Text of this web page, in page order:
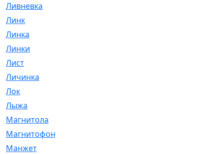
Ливневка
Линк
Линка
Линки
Лист
Личинка
Лок
Лыжа
Магнитола
Магнитофон
Манжет